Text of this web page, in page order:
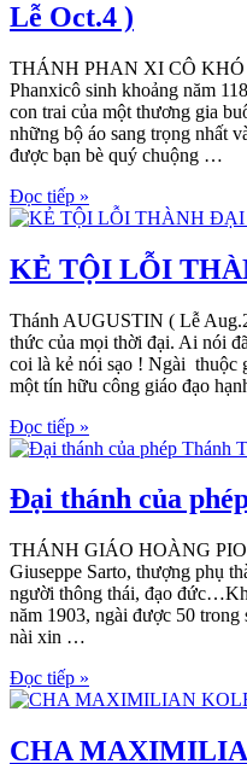
Lễ Oct.4 )
THÁNH PHAN XI CÔ KHÓ
Phanxicô sinh khoảng năm
con trai của một thương gia
những bộ áo sang trọng nhất
được bạn bè quý chuộng …
Đọc tiếp »
KẺ TỘI LỖI
Thánh AUGUSTIN ( Lễ
thức của mọi thời đại. Ai nói
coi là kẻ nói sạo ! Ngài thuộc
một tín hữu công giáo đạo
Đọc tiếp »
Đại thánh của
THÁNH GIÁO HOÀNG
Giuseppe Sarto, thượng phụ
người thông thái, đạo
năm 1903, ngài được 50 trong
nài xin …
Đọc tiếp »
CHA